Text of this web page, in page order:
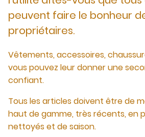
peuvent faire le bonheur
propriétaires.
Vêtements, accessoires,
vous pouvez leur donner une
confiant.
Tous les articles doivent être de
haut de gamme, très récents, en
nettoyés et de saison.